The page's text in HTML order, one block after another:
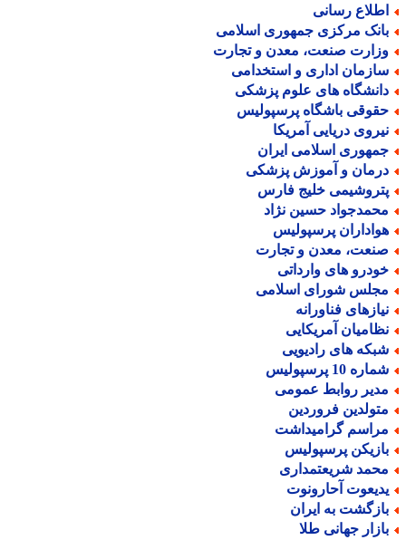
رسانی
مرکزی جمهوری اسلامی
صنعت، معدن و تجارت
اداری و استخدامی
های علوم پزشکی
باشگاه پرسپولیس
دریایی آمریکا
اسلامی ایران
و آموزش پزشکی
خلیج فارس
حسین نژاد
پرسپولیس
معدن و تجارت
های وارداتی
شورای اسلامی
فناورانه
آمریکایی
های رادیویی
10 پرسپولیس
روابط عمومی
فروردین
گرامیداشت
پرسپولیس
شریعتمداری
آحارونوت
به ایران
جهانی طلا